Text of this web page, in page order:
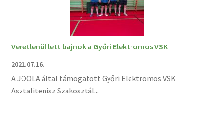
Veretlenül lett bajnok a Győri Elektromos VSK
2021.07.16.
A JOOLA által támogatott Győri Elektromos VSK
Asztalitenisz Szakosztál...